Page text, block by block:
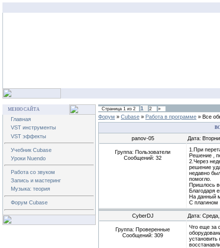
МЕНЮ САЙТА
Главная
VST инструменты
VST эффекты
Учебник Cubase
Уроки Nuendo
Работа со звуком
Запись и мастеринг
Музыка: теория
Форум Cubase
Страница 1 из 2 1 2 »
Форум » Cubase » Работа в программе » Все
panov-05 Дата:
Группа: Пользователи
Сообщений: 32
1.При
Решение ,
2.Через
решение
недавно
помогло.
Пришлось
Благодаря
На данный
С плагином
CyberDJ Дата:
Группа: Проверенные
Сообщений: 309
Что еще за